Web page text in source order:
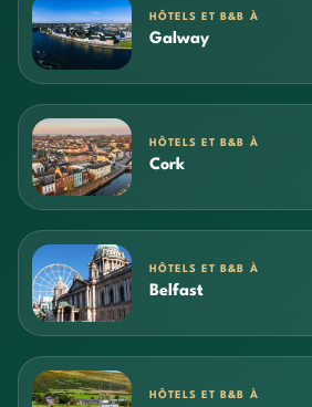
HÔTELS ET B&B À
Galway
HÔTELS ET B&B À
Cork
HÔTELS ET B&B À
Belfast
HÔTELS ET B&B À